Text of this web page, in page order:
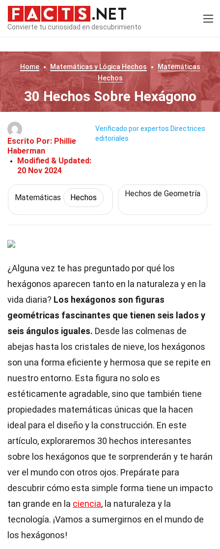
Convierte tu curiosidad en descubrimiento
Home Matemáticas y Lógica Hechos
Matemáticas
Hechos
30 Hechos Sobre Hexágono
Escrito Por: Phillie
Haberman
Modified & Updated:
20 Nov 2024
Verificado por expertos Directrices
editoriales
Matemáticas Hechos Hechos de Geometría
¿Alguna vez te has preguntado por qué los
hexágonos aparecen tanto en la naturaleza y en la
vida diaria? Los hexágonos son figuras
geométricas fascinantes que tienen seis lados y
seis ángulos iguales. Desde las colmenas de
abejas hasta los cristales de nieve, los hexágonos
son una forma eficiente y hermosa que se repite en
nuestro entorno. Esta figura no solo es
estéticamente agradable, sino que también tiene
propiedades matemáticas únicas que la hacen
ideal para el diseño y la construcción. En este
artículo, exploraremos 30 hechos interesantes
sobre los hexágonos que te sorprenderán y te harán
ver el mundo con otros ojos. Prepárate para
descubrir cómo esta simple forma tiene un impacto
tan grande en la ciencia, la naturaleza y la
tecnología. ¡Vamos a sumergirnos en el mundo de
los hexágonos!